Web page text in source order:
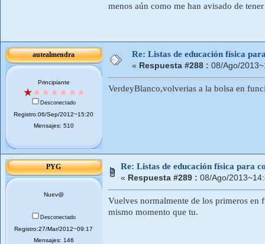
menos aún como me han avisado de
autealmendra
Principiante
Desconectado
Registro:06/Sep/2012~15:20
Mensajes: 510
Re: Listas de educación física
« Respuesta #288 : 08/Ago/
VerdeyBlanco,volverias a la bolsa en
PYG
Nuev@
Desconectado
Registro:27/Mar/2012~09:17
Mensajes: 146
Re: Listas de educación física para
« Respuesta #289 : 08/Ago/
Vuelves normalmente de los primeros en
mismo momento que tu.